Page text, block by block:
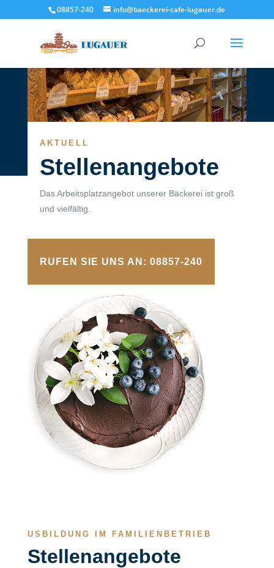
08857-240 info@baeckerei-cafe-lugauer.de
AKTUELL
Stellenangebote
Das Arbeitsplatzangebot unserer Bäckerei ist groß
und vielfältig.
RUFEN SIE UNS AN: 08857-240
USBILDUNG IM FAMILIENBETRIEB
Stellenangebote